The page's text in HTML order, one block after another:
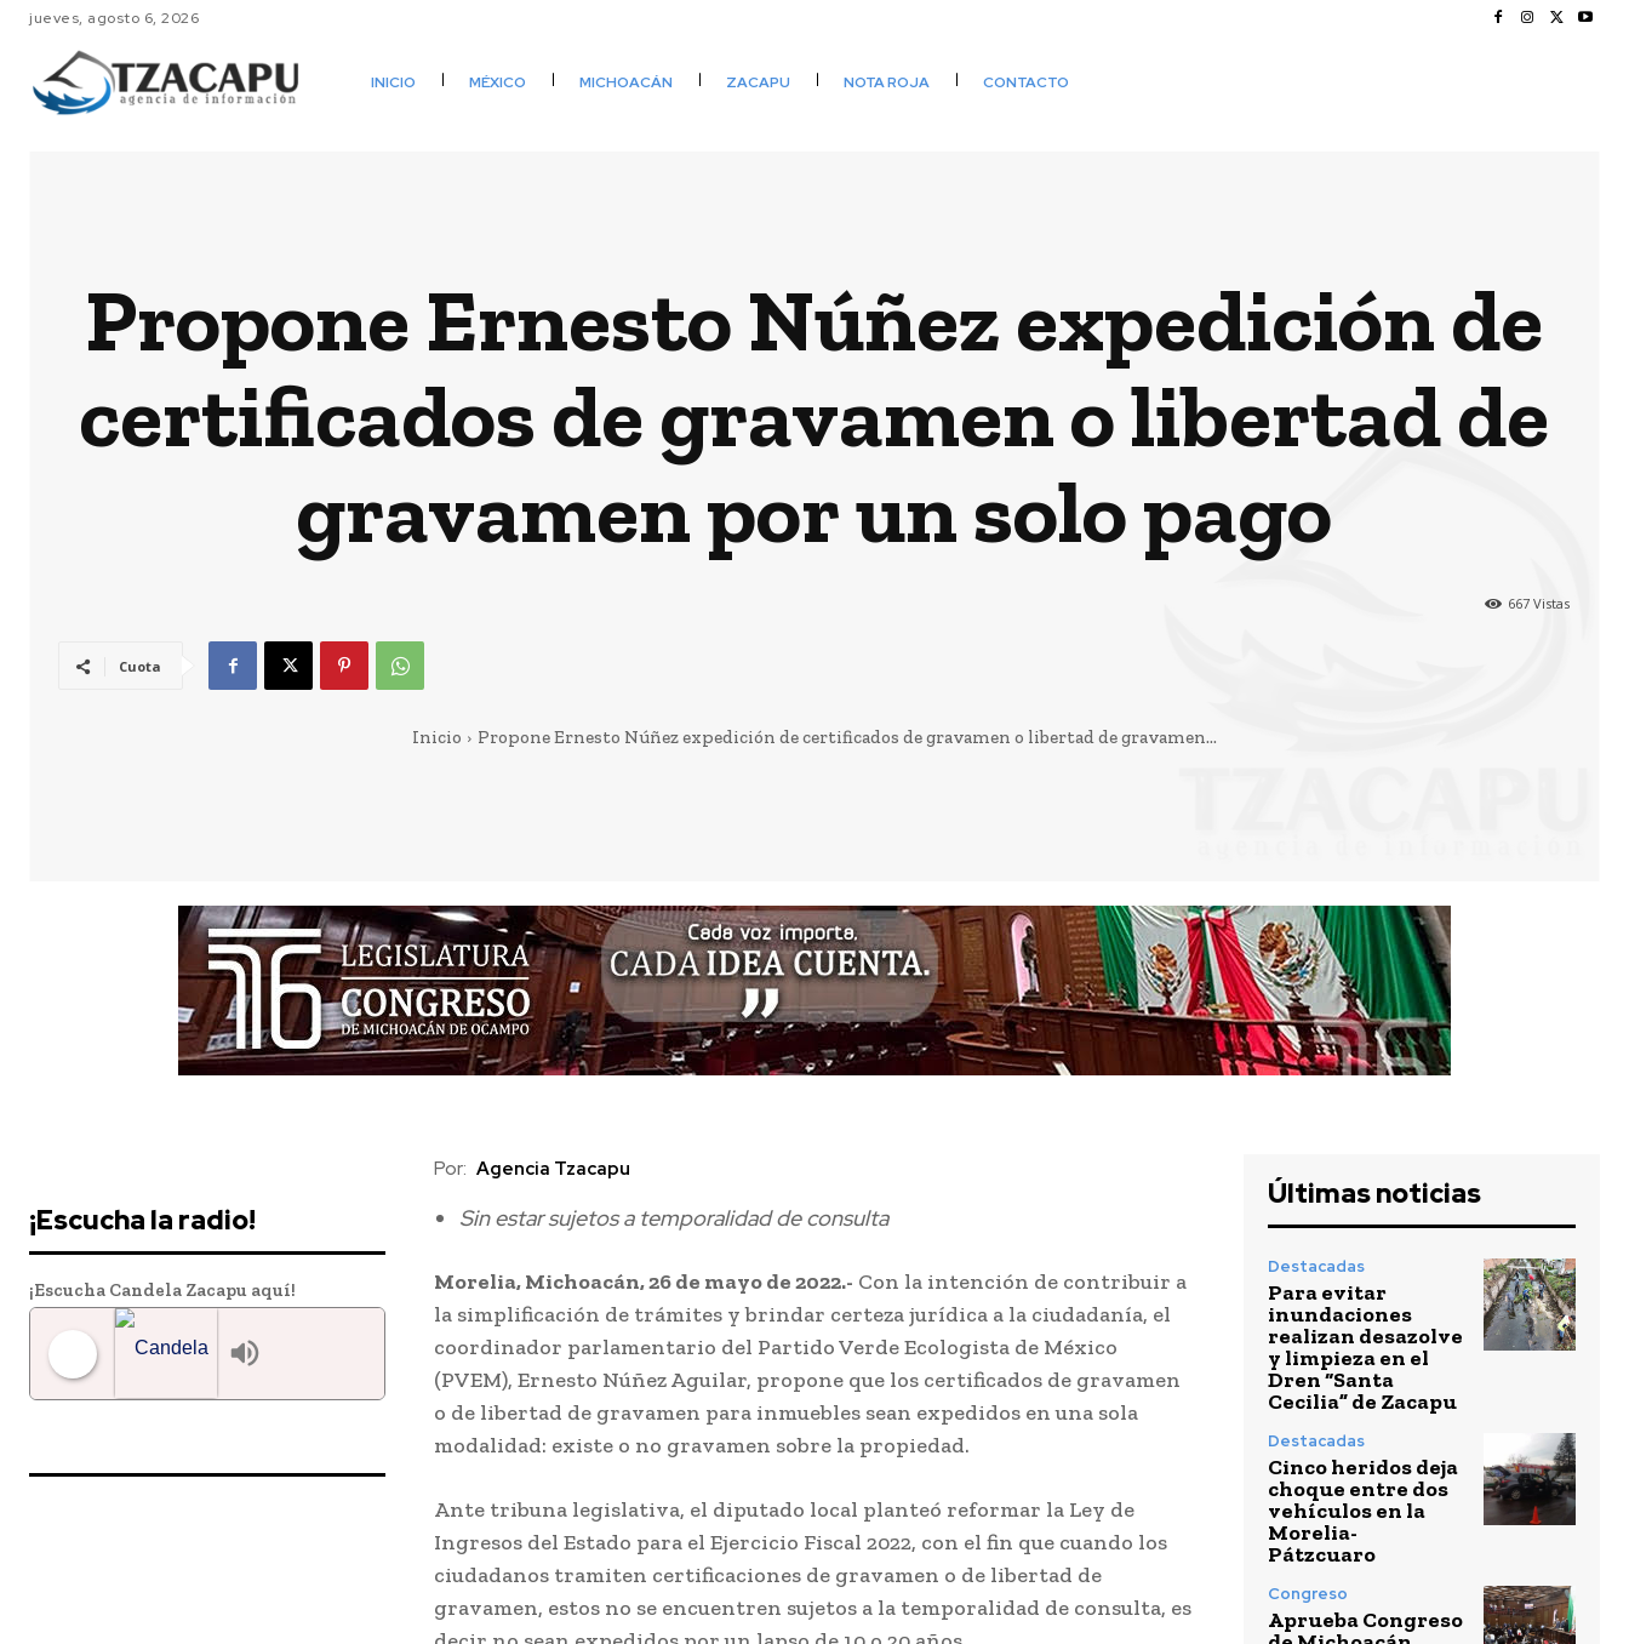
jueves, agosto 6, 2026
INICIO MÉXICO MICHOACÁN ZACAPU NOTA ROJA CONTACTO
Propone Ernesto Núñez expedición de
certificados de gravamen o libertad de
gravamen por un solo pago
667 Vistas
Cuota
Inicio Propone Ernesto Núñez expedición de certificados de gravamen o libertad de gravamen...
¡Escucha la radio!
¡Escucha Candela Zacapu aquí!
Por: Agencia Tzacapu
Sin estar sujetos a temporalidad de consulta
Morelia, Michoacán, 26 de mayo de 2022.- Con la intención de contribuir a
la simplificación de trámites y brindar certeza jurídica a la ciudadanía, el
coordinador parlamentario del Partido Verde Ecologista de México
(PVEM), Ernesto Núñez Aguilar, propone que los certificados de gravamen
o de libertad de gravamen para inmuebles sean expedidos en una sola
modalidad: existe o no gravamen sobre la propiedad.
Ante tribuna legislativa, el diputado local planteó reformar la Ley de
Ingresos del Estado para el Ejercicio Fiscal 2022, con el fin que cuando los
ciudadanos tramiten certificaciones de gravamen o de libertad de
gravamen, estos no se encuentren sujetos a la temporalidad de consulta, es
Últimas noticias
Destacadas
Para evitar
inundaciones
realizan desazolve
y limpieza en el
Dren “Santa
Cecilia” de Zacapu
Destacadas
Cinco heridos deja
choque entre dos
vehículos en la
Morelia-
Pátzcuaro
Congreso
Aprueba Congreso